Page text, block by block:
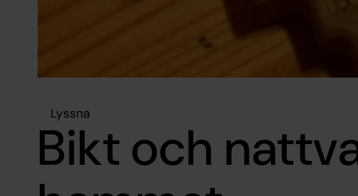
Lyssna
Bikt och